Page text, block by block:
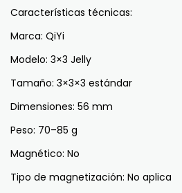
Características técnicas:
Marca: QiYi
Modelo: 3×3 Jelly
Tamaño: 3×3×3 estándar
Dimensiones: 56 mm
Peso: 70–85 g
Magnético: No
Tipo de magnetización: No aplica